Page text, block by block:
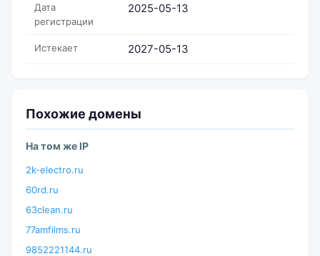
Дата
регистрации
2025-05-13
Истекает 2027-05-13
Похожие домены
На том же IP
2k-electro.ru
60rd.ru
63clean.ru
77amfilms.ru
9852221144.ru